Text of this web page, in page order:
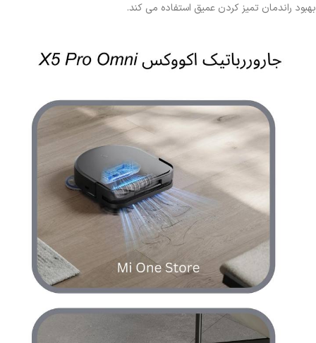
بهبود راندمان تمیز کردن عمیق استفاده می کند.